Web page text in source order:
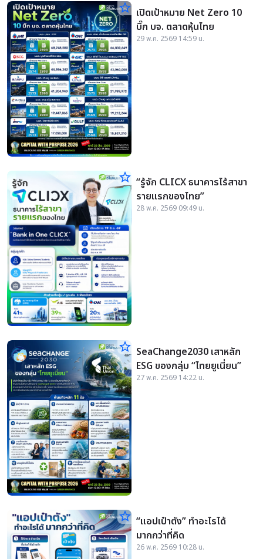
star_border เปิดเป้าหมาย Net Zero 10
บิ๊ก บจ. ตลาดหุ้นไทย
29 พ.ค. 2569 14:59 น.
star_border “รู้จัก CLICX ธนาคารไร้สาขา
รายแรกของไทย”
28 พ.ค. 2569 09:49 น.
star_border SeaChange2030 เสาหลัก
ESG ของกลุ่ม “ไทยยูเนี่ยน”
27 พ.ค. 2569 14:22 น.
star_border “แอปเป๋าตัง” ทำอะไรได้
มากกว่าที่คิด
26 พ.ค. 2569 10:28 น.